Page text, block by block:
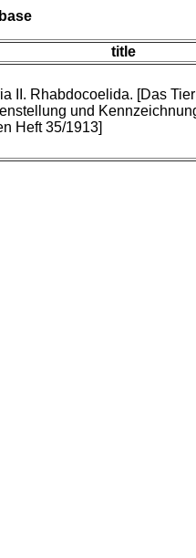
title
II. Rhabdocoelida. [Das
und
Heft 35/1913]